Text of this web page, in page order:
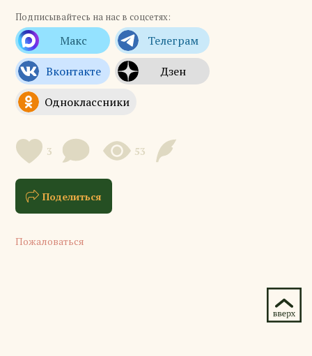
Подписывайтесь на нас в соцсетях:
3 53
Поделиться
Пожаловаться